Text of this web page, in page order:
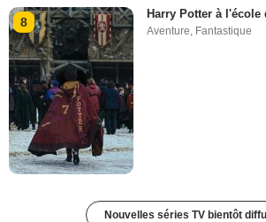
8
Harry Potter à l'école
Aventure, Fantastique
Nouvelles séries TV bientôt